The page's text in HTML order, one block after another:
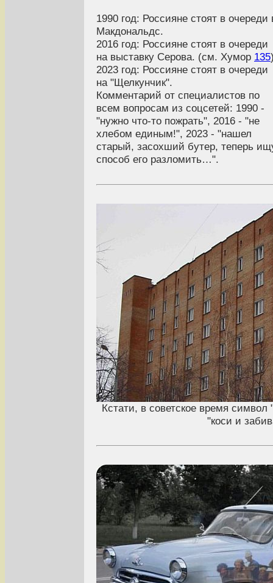
1990 год: Россияне стоят в очереди
Макдональдс.
2016 год: Россияне стоят в очереди
на выставку Серова. (см. Хумор 135
2023 год: Россияне стоят в очереди
на "Щелкунчик".
Комментарий от специалистов по
всем вопросам из соцсетей: 1990 -
"нужно что-то пожрать", 2016 - "не
хлебом единым!", 2023 - "нашел
старый, засохший бутер, теперь
способ его разломить…".
Кстати, в советское время
"коси и